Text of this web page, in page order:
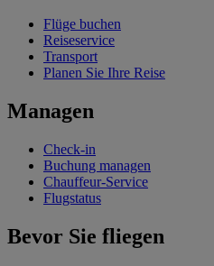
Flüge buchen
Reiseservice
Transport
Planen Sie Ihre Reise
Managen
Check-in
Buchung managen
Chauffeur-Service
Flugstatus
Bevor Sie fliegen